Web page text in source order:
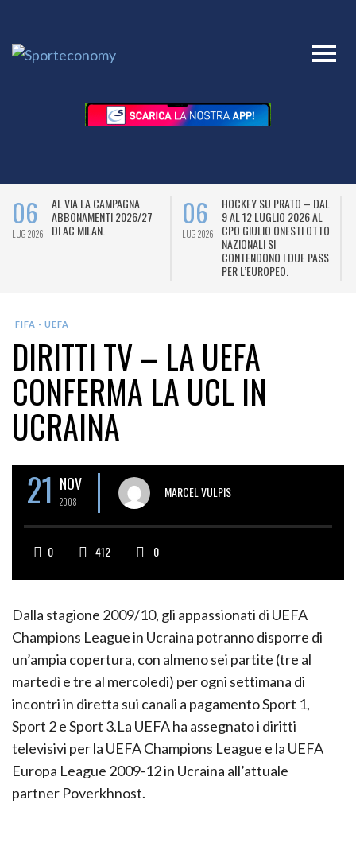
06
LUG 2026
AL VIA LA CAMPAGNA
ABBONAMENTI 2026/27
DI AC MILAN.
06
LUG 2026
HOCKEY SU PRATO – DAL
9 AL 12 LUGLIO 2026 AL
CPO GIULIO ONESTI OTTO
NAZIONALI SI
CONTENDONO I DUE PASS
PER L’EUROPEO.
FIFA - UEFA
DIRITTI TV – LA UEFA
CONFERMA LA UCL IN
UCRAINA
21 NOV
2008
MARCEL VULPIS
0 412 0
Dalla stagione 2009/10, gli appassionati di UEFA
Champions League in Ucraina potranno disporre di
un’ampia copertura, con almeno sei partite (tre al
martedì e tre al mercoledì) per ogni settimana di
incontri in diretta sui canali a pagamento Sport 1,
Sport 2 e Sport 3.La UEFA ha assegnato i diritti
televisivi per la UEFA Champions League e la UEFA
Europa League 2009-12 in Ucraina all’attuale
partner Poverkhnost.